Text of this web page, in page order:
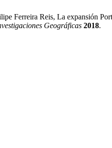
Ferreira Reis, La expansión
Geográficas 2018.